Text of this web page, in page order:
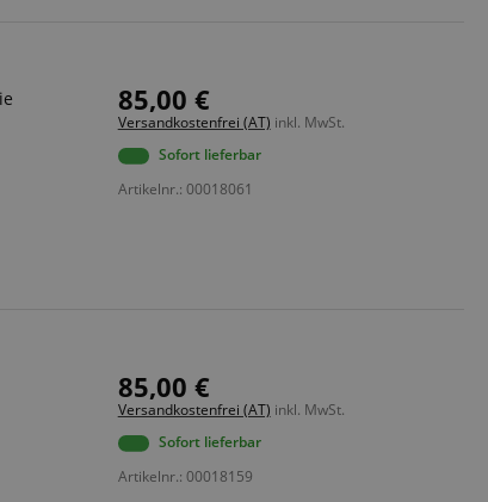
85,00 €
Versandkostenfrei (AT) inkl. MwSt.
Sofort lieferbar
Artikelnr.: 00018061
85,00 €
Versandkostenfrei (AT) inkl. MwSt.
Sofort lieferbar
Artikelnr.: 00018159